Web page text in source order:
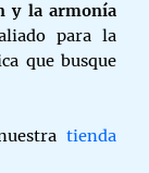
y la armonía
para la
que busque
tienda